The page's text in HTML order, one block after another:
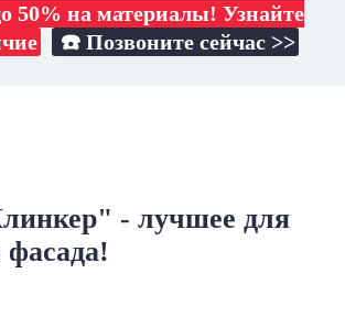
50% на материалы! Узнайте
☎️ Позвоните сейчас >>
- лучшее для